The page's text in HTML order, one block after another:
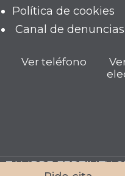
Política de cookies
Canal de denuncias
Ver teléfono
TAMBRE FERTILITY